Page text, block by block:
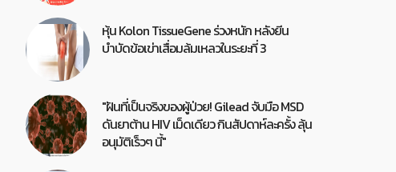
หุ้น Kolon TissueGene ร่วงหนัก หลังยีน
บำบัดข้อเข่าเสื่อมล้มเหลวในระยะที่ 3
"ฝันที่เป็นจริงของผู้ป่วย! Gilead จับมือ MSD
ดันยาต้าน HIV เม็ดเดียว กินสัปดาห์ละครั้ง ลุ้น
อนุมัติเร็วๆ นี้"